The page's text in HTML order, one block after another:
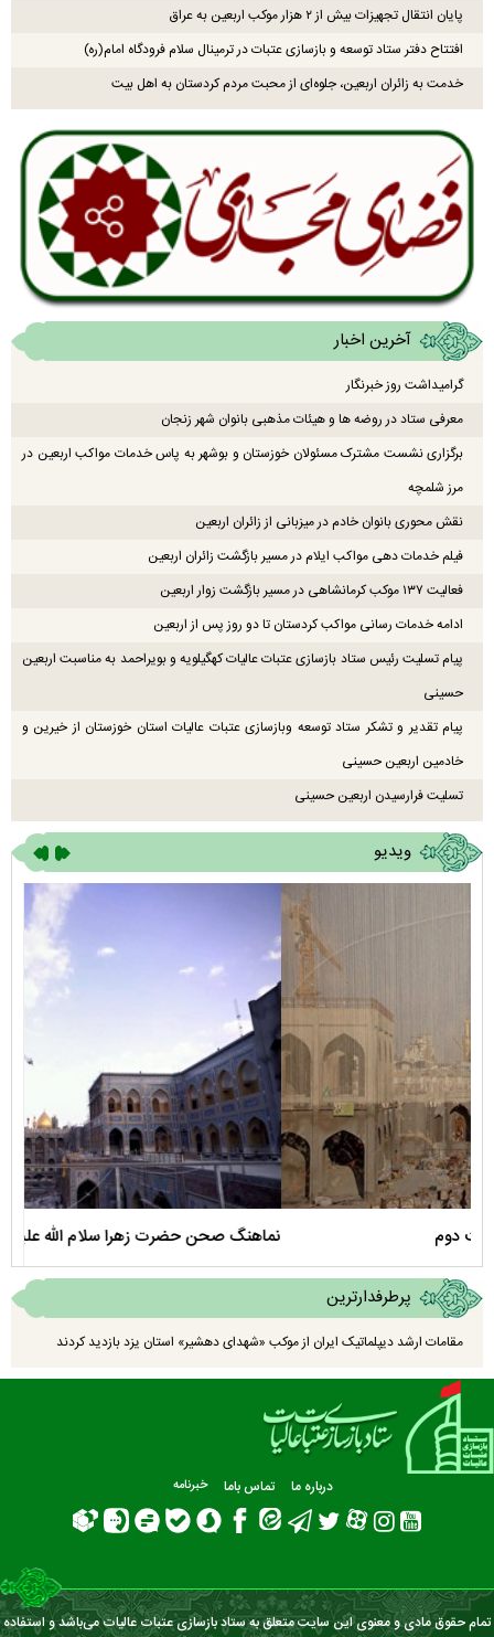
پایان انتقال تجهیزات بیش از ۲ هزار موکب اربعین به عراق
افتتاح دفتر ستاد توسعه و بازسازی عتبات در ترمینال سلام فرودگاه امام(ره)
خدمت به زائران اربعین، جلوه‌ای از محبت مردم کردستان به اهل بیت
آخرین اخبار
گرامیداشت روز خبرنگار
معرفی ستاد در روضه ها و هیئات مذهبی بانوان شهر زنجان
برگزاری نشست مشترک مسئولان خوزستان و بوشهر به پاس خدمات مواکب اربعین در
مرز شلمچه
نقش محوری بانوان خادم در میزبانی از زائران اربعین
فیلم خدمات دهی مواکب ایلام در مسیر بازگشت زائران اربعین
فعالیت ۱۳۷ موکب کرمانشاهی در مسیر بازگشت زوار اربعین
ادامه خدمات رسانی مواکب کردستان تا دو روز پس از اربعین
پیام تسلیت رئیس ستاد بازسازی عتبات عالیات کهگیلویه و بویراحمد به مناسبت اربعین
حسینی
پیام تقدیر و تشکر ستاد توسعه وبازسازی عتبات عالیات استان خوزستان از خیرین و
خادمین اربعین حسینی
تسلیت فرارسیدن اربعین حسینی
ویدیو
نماهنگ صحن حضرت زهرا سلام الله علیها
پرطرفدارترین
مقامات ارشد دیپلماتیک ایران از موکب «شهدای دهشیر» استان یزد بازدید کردند
درباره ما تماس باما خبرنامه
تمام حقوق مادی و معنوی این سایت متعلق به ستاد بازسازی عتبات عالیات می‌باشد و استفاده